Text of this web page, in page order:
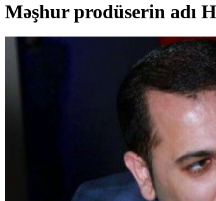
Məşhur prodüserin adı